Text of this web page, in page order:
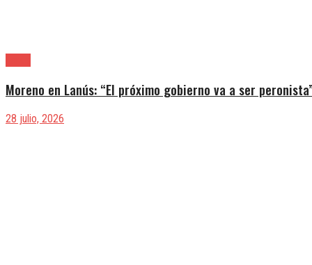
Moreno en Lanús: “El próximo gobierno va a ser
28 julio, 2026